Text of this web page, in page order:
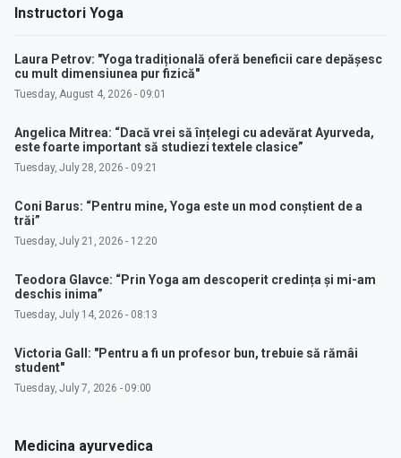
Instructori Yoga
Laura Petrov: "Yoga tradițională oferă beneficii care depășesc
cu mult dimensiunea pur fizică"
Tuesday, August 4, 2026 - 09:01
Angelica Mitrea: “Dacă vrei să înțelegi cu adevărat Ayurveda,
este foarte important să studiezi textele clasice”
Tuesday, July 28, 2026 - 09:21
Coni Barus: “Pentru mine, Yoga este un mod conștient de a
trăi”
Tuesday, July 21, 2026 - 12:20
Teodora Glavce: “Prin Yoga am descoperit credința și mi-am
deschis inima”
Tuesday, July 14, 2026 - 08:13
Victoria Gall: "Pentru a fi un profesor bun, trebuie să rămâi
student"
Tuesday, July 7, 2026 - 09:00
Medicina ayurvedica